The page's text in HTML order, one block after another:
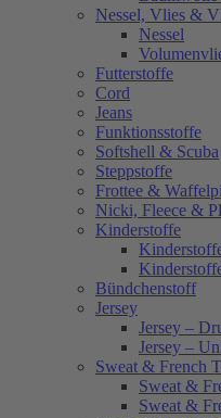
Nessel, Vlies &
Nessel
Futterstoffe
Cord
Jeans
Funktionsstoffe
Softshell & Scuba
Steppstoffe
Frottee &
Nicki, Fleece &
Kinderstoffe
Bündchenstoff
Jersey
Jersey –
Jersey –
Sweat & French
Sweat &
Sweat &